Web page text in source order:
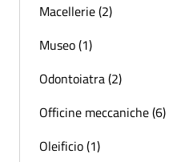
Macellerie (2)
Museo (1)
Odontoiatra (2)
Officine meccaniche (6)
Oleificio (1)